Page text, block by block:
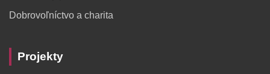
Dobrovoľníctvo a charita
Projekty